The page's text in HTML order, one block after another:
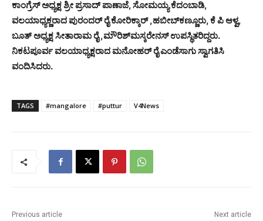
ಕಾಂಗ್ರೆಸ್ ಅಧ್ಯಕ್ಷ ಶ್ರೀ ಪ್ರಸಾದ್ ಪಾಣಾಜೆ, ಸೋಮಯ್ಯ ಕೆದಂಬಾಡಿ,
ವಲಯಾಧ್ಯಕ್ಣರಾದ ಪುರಂದರ್ ರೈ ಕೋರಿಕ್ಕಾರ್ ,ಹಬೀಬ್‌ಕಣ್ಣೂರು, ಕೆ ಪಿ ಆಳ್ವ,
ಬೂತ್ ಅಧ್ಯಕ್ಷ ಸೀತಾರಾಮ ರೈ ,ಮೌರಿಶ್‌ಮಸ್ಕರೇನಸ್ ಉಪಸ್ಥಿತರಿದ್ದರು.
ನಿಕಟಪೂರ್ವ ವಲಯಾಧ್ಯಕ್ಷರಾದ ಮನೋಹರ್ ರೈ ಎಂಡೆಸಾಗು ಸ್ವಾಗತಿಸಿ
ವಂದಿಸಿದರು.
TAGS #mangalore #puttur V4News
Previous article Next article